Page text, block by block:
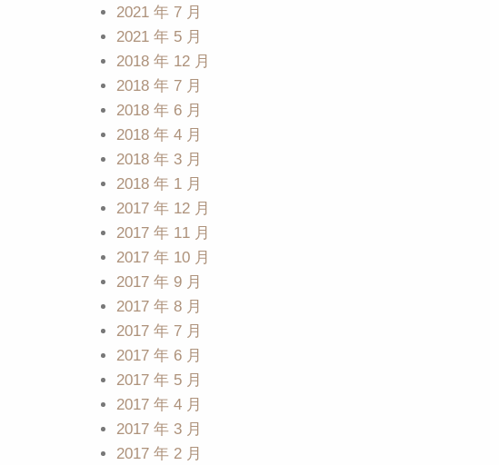
2021 年 7 月
2021 年 5 月
2018 年 12 月
2018 年 7 月
2018 年 6 月
2018 年 4 月
2018 年 3 月
2018 年 1 月
2017 年 12 月
2017 年 11 月
2017 年 10 月
2017 年 9 月
2017 年 8 月
2017 年 7 月
2017 年 6 月
2017 年 5 月
2017 年 4 月
2017 年 3 月
2017 年 2 月